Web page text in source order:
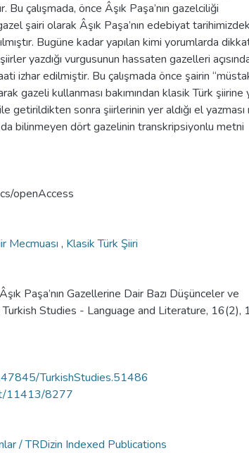
çalışmada, önce Âşık Paşa’nın gazelciliği
şairi olarak Âşık Paşa’nın edebiyat
Bugüne kadar yapılan kimi yorumlarda
yazdığı vurgusunun hassaten gazelleri
izhar edilmiştir. Bu çalışmada önce şairin
gazeli kullanması bakımından klasik Türk şiirine
getirildikten sonra şiirlerinin yer aldığı el yazması
da bilinmeyen dört gazelinin transkripsiyonlu metni
openAccess
Mecmuası , Klasik Türk Şiiri
Paşa’nın Gazellerine Dair Bazı Düşünceler ve
Turkish Studies - Language and Literature, 16(2),
TurkishStudies.51486
11413/8277
/ TRDizin Indexed Publications